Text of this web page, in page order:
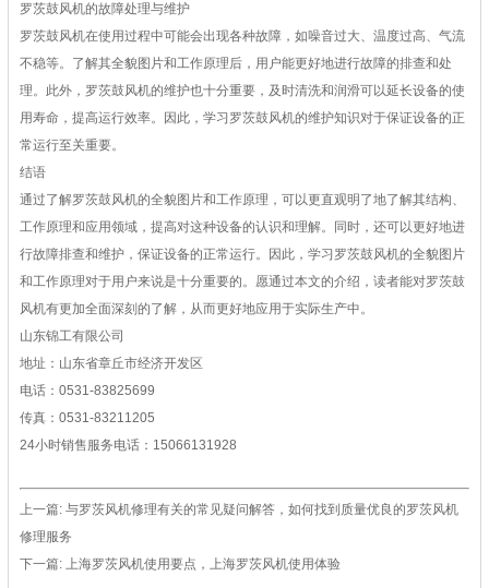
罗茨鼓风机的故障处理与维护
罗茨鼓风机在使用过程中可能会出现各种故障，如噪音过大、温度过高、气流
不稳等。了解其全貌图片和工作原理后，用户能更好地进行故障的排查和处
理。此外，罗茨鼓风机的维护也十分重要，及时清洗和润滑可以延长设备的使
用寿命，提高运行效率。因此，学习罗茨鼓风机的维护知识对于保证设备的正
常运行至关重要。
结语
通过了解罗茨鼓风机的全貌图片和工作原理，可以更直观明了地了解其结构、
工作原理和应用领域，提高对这种设备的认识和理解。同时，还可以更好地进
行故障排查和维护，保证设备的正常运行。因此，学习罗茨鼓风机的全貌图片
和工作原理对于用户来说是十分重要的。愿通过本文的介绍，读者能对罗茨鼓
风机有更加全面深刻的了解，从而更好地应用于实际生产中。
山东锦工有限公司
地址：山东省章丘市经济开发区
电话：0531-83825699
传真：0531-83211205
24小时销售服务电话：15066131928
上一篇: 与罗茨风机修理有关的常见疑问解答，如何找到质量优良的罗茨风机
修理服务
下一篇: 上海罗茨风机使用要点，上海罗茨风机使用体验